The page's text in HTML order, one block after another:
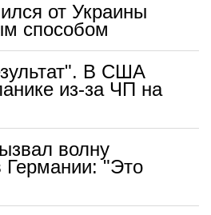
от Украины
способом
В США
из-за ЧП на
волну
Германии: "Это